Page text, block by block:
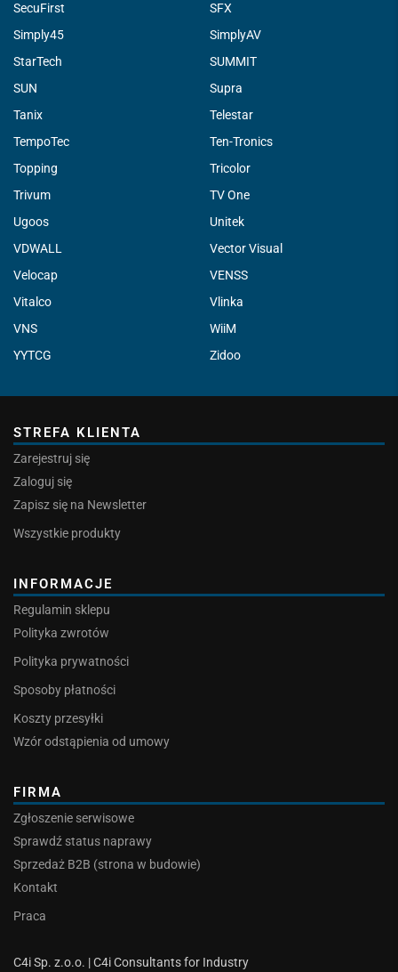
SecuFirst
SFX
Simply45
SimplyAV
StarTech
SUMMIT
SUN
Supra
Tanix
Telestar
TempoTec
Ten-Tronics
Topping
Tricolor
Trivum
TV One
Ugoos
Unitek
VDWALL
Vector Visual
Velocap
VENSS
Vitalco
Vlinka
VNS
WiiM
YYTCG
Zidoo
STREFA KLIENTA
Zarejestruj się
Zaloguj się
Zapisz się na Newsletter
Wszystkie produkty
INFORMACJE
Regulamin sklepu
Polityka zwrotów
Polityka prywatności
Sposoby płatności
Koszty przesyłki
Wzór odstąpienia od umowy
FIRMA
Zgłoszenie serwisowe
Sprawdź status naprawy
Sprzedaż B2B (strona w budowie)
Kontakt
Praca
C4i Sp. z.o.o. | C4i Consultants for Industry